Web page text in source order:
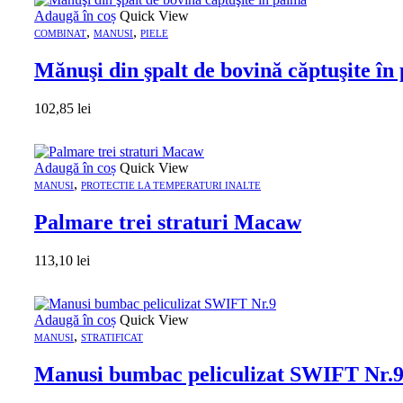
Adaugă în coș Quick View
COMBINAT, MANUSI, PIELE
Mănuşi din şpalt de bovină căptuşite în
102,85 lei
Adaugă în coș Quick View
MANUSI, PROTECTIE LA TEMPERATURI INALTE
Palmare trei straturi Macaw
113,10 lei
Adaugă în coș Quick View
MANUSI, STRATIFICAT
Manusi bumbac peliculizat SWIFT Nr.9